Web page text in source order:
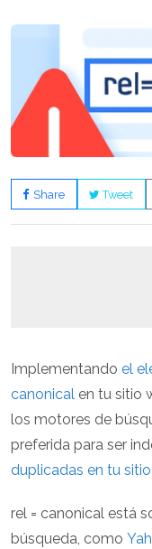
Share Tweet
Implementando el
canonical en tu sitio
los motores de
preferida para ser
duplicadas en tu
rel = canonical está
búsqueda, como